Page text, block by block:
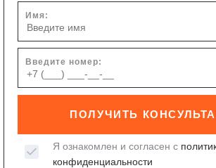
Имя:
Введите номер:
ПОЛУЧИТЬ
Я ознакомлен и согласен с
конфиденциальности